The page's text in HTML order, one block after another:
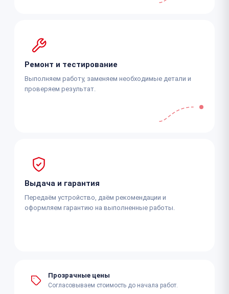
Ремонт и тестирование
Выполняем работу, заменяем необходимые детали и
проверяем результат.
Выдача и гарантия
Передаём устройство, даём рекомендации и
оформляем гарантию на выполненные работы.
Прозрачные цены
Согласовываем стоимость до начала работ.